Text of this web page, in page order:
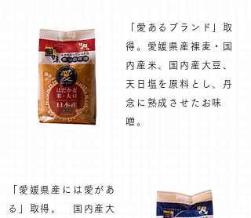
「愛あるブランド」取
得。愛媛県産裸麦・国
内産米、国内産大豆、
天日塩を原料とし、丹
念に熟成させたお味
噌。
「愛媛県産には愛があ
る」取得。 国内産大